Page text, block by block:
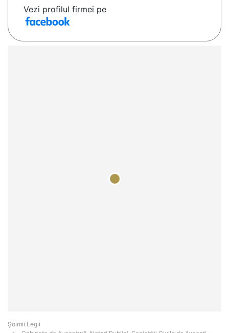
Vezi profilul firmei pe
Șoimii Legii